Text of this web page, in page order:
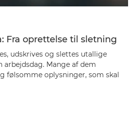
Fra oprettelse til sletning
udskrives og slettes utallige
Mange af dem
følsomme oplysninger, som skal